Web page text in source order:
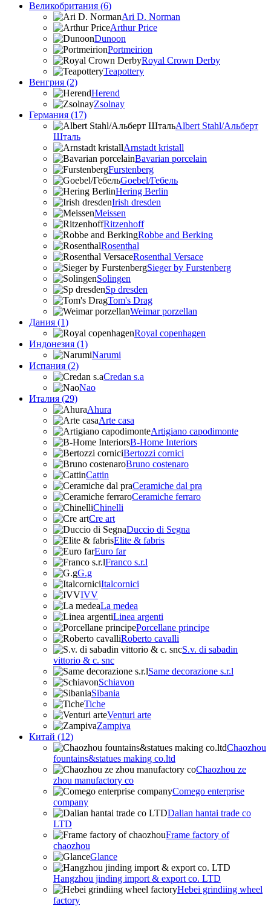
Великобритания (6)
Ari D. Norman
Arthur Price
Dunoon
Portmeirion
Royal Crown Derby
Teapottery
Венгрия (2)
Herend
Zsolnay
Германия (17)
Albert Stahl/Альбеpт
Шталь
Arnstadt kristall
Bavarian porcelain
Furstenberg
Goebel/Гебель
Hering Berlin
Irish dresden
Meissen
Ritzenhoff
Robbe and Berking
Rosenthal
Rosenthal Versace
Sieger by Furstenberg
Solingen
Sp dresden
Tom's Drag
Weimar porzellan
Дания (1)
Royal copenhagen
Индонезия (1)
Narumi
Испания (2)
Credan s.a
Nao
Италия (29)
Ahura
Arte casa
Artigiano capodimonte
B-Home Interiors
Bertozzi cornici
Bruno costenaro
Cattin
Ceramiche dal pra
Ceramiche ferraro
Chinelli
Cre art
Duccio di Segna
Elite & fabris
Euro far
Franco s.r.l
G.g
Italcornici
IVV
La medea
Linea argenti
Porcellane principe
Roberto cavalli
S.v. di sabadin
vittorio & c. snc
Same decorazione s.r.l
Schiavon
Sibania
Tiche
Venturi arte
Zampiva
Китай (12)
Chaozhou
fountains&statues making co.ltd
Chaozhou ze
zhou manufactory co
Comego enterprise
company
Dalian hantai trade co
LTD
Frame factory of
chaozhou
Glance
Hangzhou jinding import & export co. LTD
Hebei grindiing wheel
factory